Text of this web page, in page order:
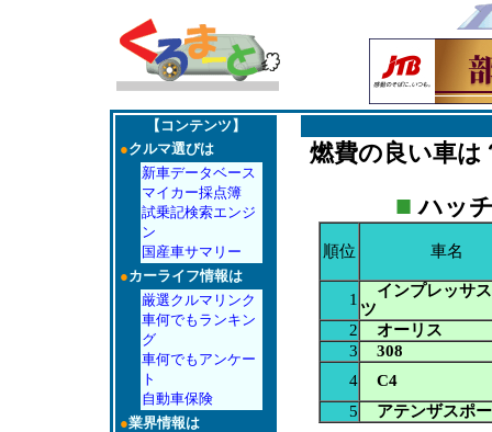
【コンテンツ】
●クルマ選びは
新車データベース
マイカー採点簿
試乗記検索エンジ
ン
国産車サマリー
●カーライフ情報は
厳選クルマリンク
車何でもランキン
グ
車何でもアンケー
ト
自動車保険
●業界情報は
燃費の良い車は
■ ハッ
順位 車名
1
インプレッサ
ツ
2
オーリス
3
308
4
C4
5
アテンザスポ